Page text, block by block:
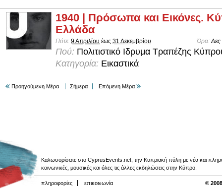
1940 | Πρόσωπα και Εικόνες.
Ελλάδα
Πότε: 9 Απριλίου έως 31 Δεκεμβρίου Ώρα:Δες
Πού: Πολιτιστικό Ιδρυμα Τραπέζης
Κατηγορία: Εικαστικά
Προηγούμενη Μέρα Σήμερα Επόμενη Μέρα
Καλωσορίσατε στο CyprusEvents.net, την Κυπριακή πύλη με νέα και
κοινωνικές, μουσικές και όλες τις άλλες εκδηλώσεις στην Κύπρο.
πληροφορίες επικοινωνία ©